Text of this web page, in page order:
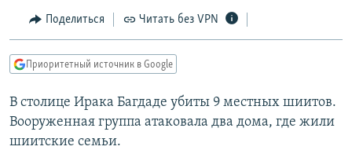
Вернутся
главной
навигации
Вернутся
поиску
МНЕНИЯ
IDEL.РЕАЛИИ
КАВКАЗ.РЕАЛИИ
СЕВЕР.РЕАЛИИ
Поделиться Читать без VPN
Приоритетный источник в Google
В столице Ирака Багдаде убиты 9 местных шиитов.
Вооруженная группа атаковала два дома, где жили
шиитские семьи.